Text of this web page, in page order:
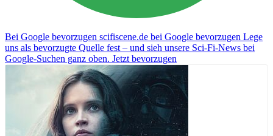
Bei Google bevorzugen scifiscene.de bei Google bevorzugen Lege
uns als bevorzugte Quelle fest – und sieh unsere Sci-Fi-News bei
Google-Suchen ganz oben. Jetzt bevorzugen